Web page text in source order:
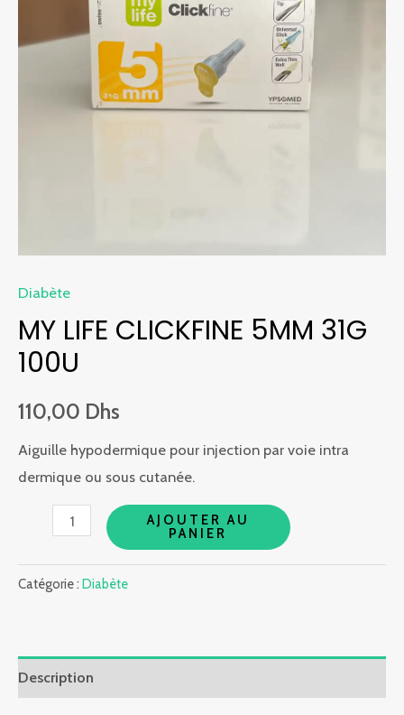
Diabète
MY LIFE CLICKFINE 5MM 31G
100U
110,00 Dhs
Aiguille hypodermique pour injection par voie intra
dermique ou sous cutanée.
quantité
5mm
31G
AJOUTER AU
PANIER
Catégorie : Diabète
Description